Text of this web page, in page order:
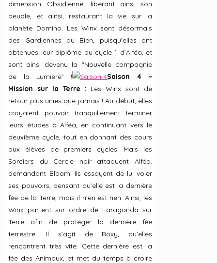
dimension Obsidienne, libérant ainsi son
peuple, et ainsi, restaurant la vie sur la
planète Domino. Les Winx sont désormais
des Gardiennes du Bien, puisqu’elles ont
obtenues leur diplôme du cycle 1 d’Alféa, et
sont ainsi devenu la “Nouvelle compagnie
de la Lumière” !
Saison 4 ~
Mission sur la Terre : Les Winx sont de
retour plus unies que jamais ! Au début, elles
croyaient pouvoir tranquillement terminer
leurs études à Alféa, en continuant vers le
deuxième cycle, tout en donnant des cours
aux élèves de premiers cycles. Mais les
Sorciers du Cercle noir attaquent Alféa,
demandant Bloom. Ils essayent de lui voler
ses pouvoirs, pensant qu’elle est la dernière
fée de la Terre, mais il n’en est rien. Ainsi, les
Winx partent sur ordre de Faragonda sur
Terre afin de protéger la dernière fée
terrestre. Il s’agit de Roxy, qu’elles
rencontrent très vite. Cette dernière est la
fée des Animaux, et met du temps à croire